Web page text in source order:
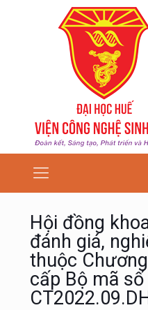
Hội đồng
đánh giá,
thuộc
cấp Bộ mã số